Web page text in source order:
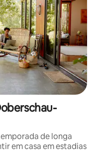
de longa
em casa em estadias